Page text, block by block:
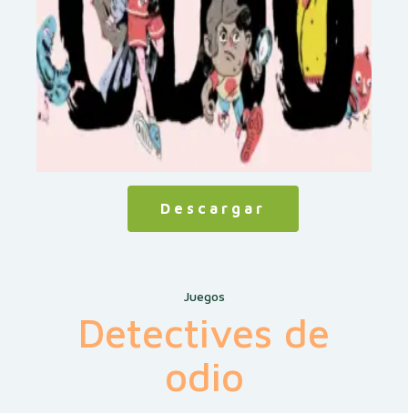
Descargar
Juegos
Detectives de
odio